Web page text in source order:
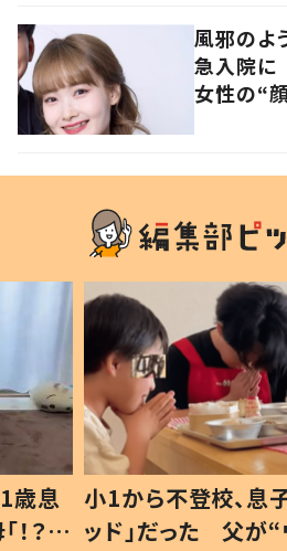
聞いた
風邪のよ
急入院に
女性の“
歳息
？」
小1から不登校、息
ッド」だった 父が